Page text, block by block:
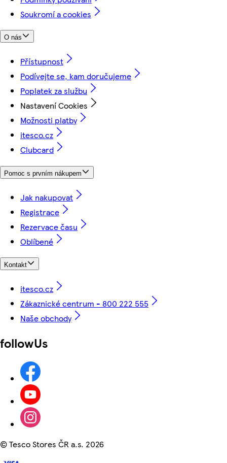
Soukromí a cookies
O nás
Přístupnost
Podívejte se, kam doručujeme
Poplatek za službu
Nastavení Cookies
Možnosti platby
itesco.cz
Clubcard
Pomoc s prvním nákupem
Jak nakupovat
Registrace
Rezervace času
Oblíbené
Kontakt
itesco.cz
Zákaznické centrum - 800 222 555
Naše obchody
followUs
©Tesco Stores ČR a.s. 2026